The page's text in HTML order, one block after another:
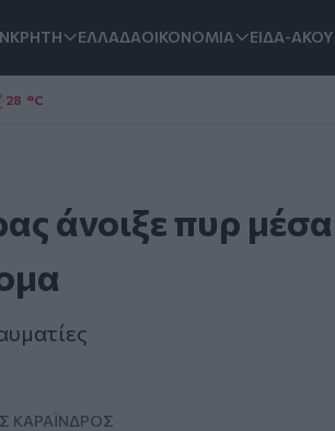
ΚΡΗΤΗ ΕΛΛΑΔΑΟΙΚΟΝΟΜΙΑ ΕΙΔΑ-
28 °C
άνοιξε πυρ μέσα
ΚΑΡΑΪ́ΝΔΡΟΣ